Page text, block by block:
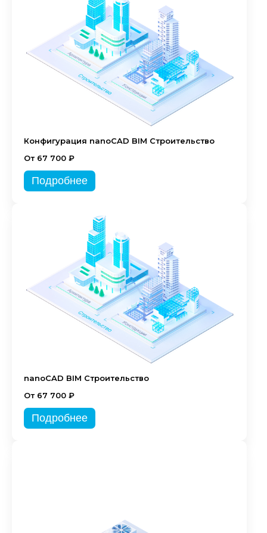
Конфигурация nanoCAD BIM Строительство
От 67 700 ₽
Подробнее
nanoCAD BIM Строительство
От 67 700 ₽
Подробнее